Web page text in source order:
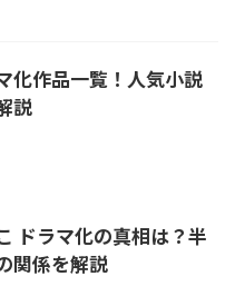
化作品一覧！人気小説
説
ドラマ化の真相は？半
関係を解説